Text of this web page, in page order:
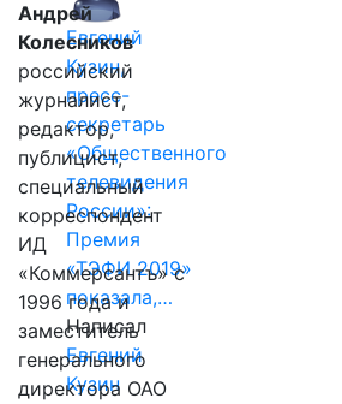
Евгений
Кузин,
пресс-
секретарь
«Общественного
телевидения
России»:
Премия
«ТЭФИ 2019»
показала,…
Написал
Евгений
Кузин
Андрей
Колесников
российский
журналист,
редактор,
публицист,
специальный
корреспондент
ИД
«Коммерсантъ» с
1996 года и
заместитель
генерального
директора ОАО